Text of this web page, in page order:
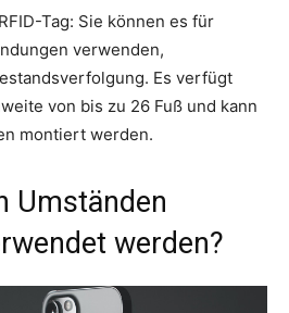
Tag: Sie können es für
verwenden,
Es verfügt
von bis zu 26 Fuß und kann
montiert werden.
Umständen
werden?